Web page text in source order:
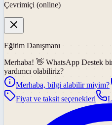
Çevrimiçi (online)
Eğitim Danışmanı
Merhaba! 👋 WhatsApp Destek
yardımcı olabiliriz?
Merhaba, bilgi alabilir miyim?
Fiyat ve taksit seçenekleri